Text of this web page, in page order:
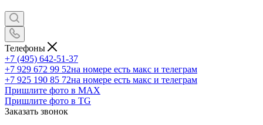
Телефоны
+7 (495) 642-51-37
+7 929 672 99 52на номере есть макс и телеграм
+7 925 190 85 72на номере есть макс и телеграм
Пришлите фото в MAX
Пришлите фото в TG
Заказать звонок